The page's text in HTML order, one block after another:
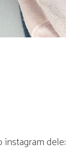
instagram dele: